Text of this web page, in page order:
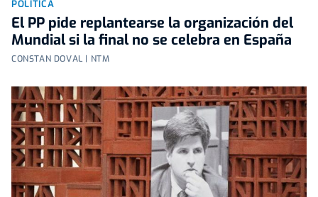
POLÍTICA
El PP pide replantearse la organización del
Mundial si la final no se celebra en España
CONSTAN DOVAL | NTM